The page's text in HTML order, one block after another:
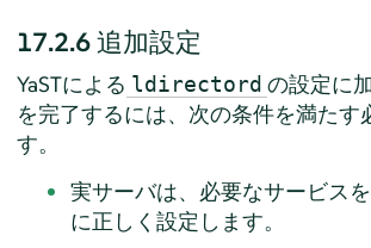
17.2.6追加設定
YaSTによる ldirectord の設定に
を完了するには、次の条件を満たす
す。
実サーバは、必要なサービス
に正しく設定します。